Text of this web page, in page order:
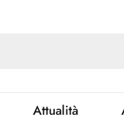
Attualità